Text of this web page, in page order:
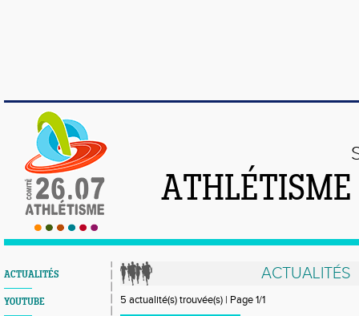
ATHLÉTISME
ACTUALITÉS
YOUTUBE
ACTUALITÉS
5 actualité(s) trouvée(s) | Page 1/1